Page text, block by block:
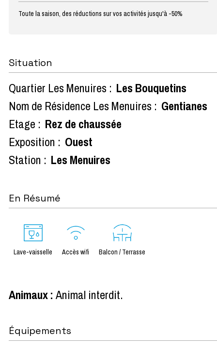
Toute la saison, des réductions sur vos activités jusqu'à -50%
Situation
Quartier Les Menuires : Les Bouquetins
Nom de Résidence Les Menuires : Gentianes
Etage : Rez de chaussée
Exposition : Ouest
Station : Les Menuires
En Résumé
Lave-vaisselle Accès wifi Balcon / Terrasse
Animaux: Animal interdit
Équipements